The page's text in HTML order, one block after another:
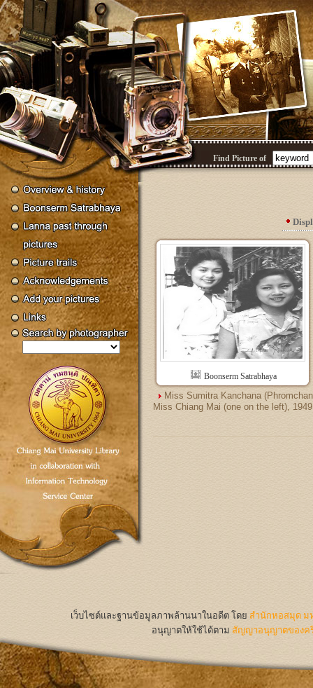
Find Picture of
Boonserm Satrabhaya
Miss Sumitra Kanchana
Miss Chiang Mai (one on the left),
เว็บไซต์และฐานข้อมูลภาพล้านนาในอดีต โดย สำนักหอสมุด ม
อนุญาตให้ใช้ได้ตาม สัญญาอนุญาตของค